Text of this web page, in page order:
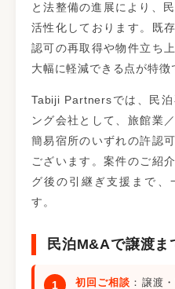
と法整備の進展により、
活性化しております。既
認可の再取得や物件立ち
大幅に軽減できる点が特徴
Tabiji Partnersでは、民
ング会社として、旅館業
簡易宿所のいずれの許認
ございます。案件のご紹
グ後の引継ぎ支援まで、
す。
民泊M&Aで譲渡ま
初回ご相談 ：譲渡